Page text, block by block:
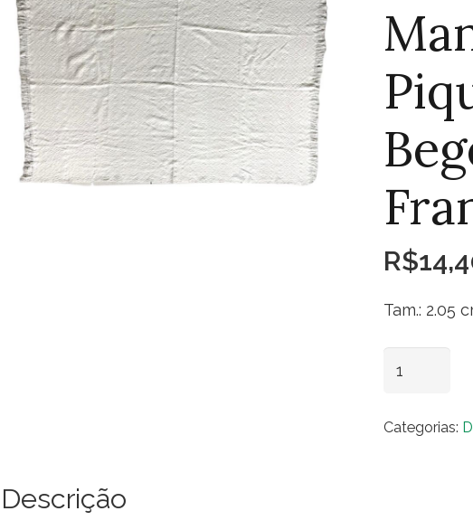
R$
Tam.: 2.05
C/
Categorias:
Descrição